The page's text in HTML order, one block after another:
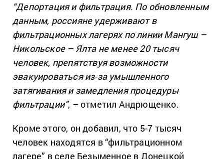
“Депортация и фильтрация. По обновленным
данным, россияне удерживают в
фильтрационных лагерях по линии Мангуш –
Никольское – Ялта не менее 20 тысяч
человек, препятствуя возможности
эвакуироваться из-за умышленного
затягивания и замедления процедуры
фильтрации”, – отметил Андрющенко.
Кроме этого, он добавил, что 5-7 тысяч
человек находятся в “фильтрационном
лагере” в селе Безыменное в Донецкой